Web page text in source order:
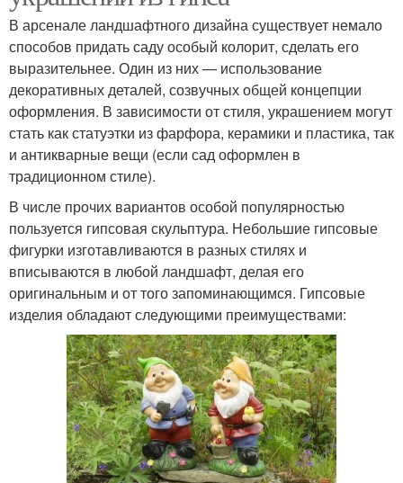
В арсенале ландшафтного дизайна существует немало
способов придать саду особый колорит, сделать его
выразительнее. Один из них — использование
декоративных деталей, созвучных общей концепции
оформления. В зависимости от стиля, украшением могут
стать как статуэтки из фарфора, керамики и пластика, так
и антикварные вещи (если сад оформлен в
традиционном стиле).
В числе прочих вариантов особой популярностью
пользуется гипсовая скульптура. Небольшие гипсовые
фигурки изготавливаются в разных стилях и
вписываются в любой ландшафт, делая его
оригинальным и от того запоминающимся. Гипсовые
изделия обладают следующими преимуществами: